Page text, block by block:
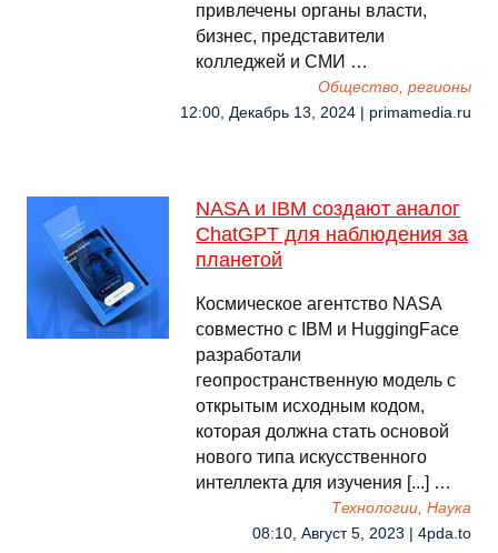
привлечены органы власти,
бизнес, представители
колледжей и СМИ …
Общество, регионы
12:00, Декабрь 13, 2024 | primamedia.ru
NASA и IBM создают аналог
ChatGPT для наблюдения за
планетой
Космическое агентство NASA
совместно с IBM и HuggingFace
разработали
геопространственную модель с
открытым исходным кодом,
которая должна стать основой
нового типа искусственного
интеллекта для изучения [...] …
Технологии, Наука
08:10, Август 5, 2023 | 4pda.to